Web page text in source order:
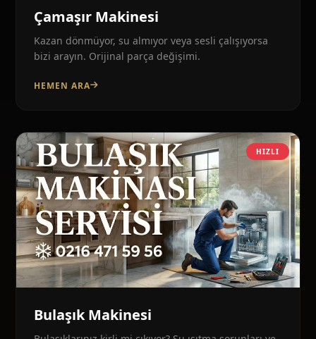
Çamaşır Makinesi
Kazan dönmüyor, su almıyor veya sesli çalışıyorsa
bizi arayın. Orijinal parça değişimi.
HEMEN ARA
HIZLI
Bulaşık Makinesi